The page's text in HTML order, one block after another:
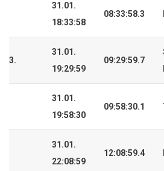
31.01.
18:33:58
08:33:58.3
3.
31.01.
19:29:59
09:29:59.7
31.01.
19:58:30
09:58:30.1
31.01.
22:08:59
12:08:59.4